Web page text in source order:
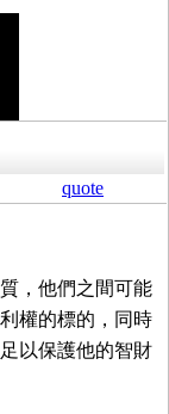
quote
，他們之間可能
權的標的，同時
以保護他的智財